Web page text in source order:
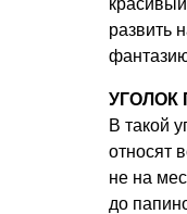
развить
В такой
относят
не на
до